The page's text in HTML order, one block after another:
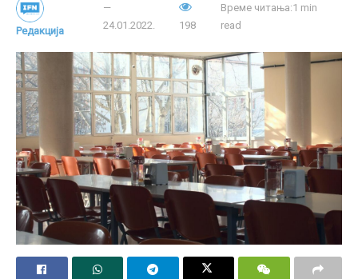
Редакција 24.01.2022. 198
Време читања:1 min
read